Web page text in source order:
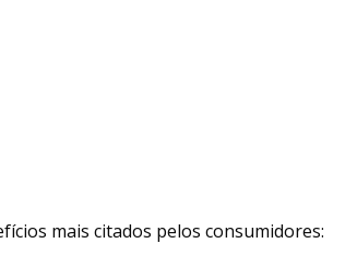
mais citados pelos consumidores: